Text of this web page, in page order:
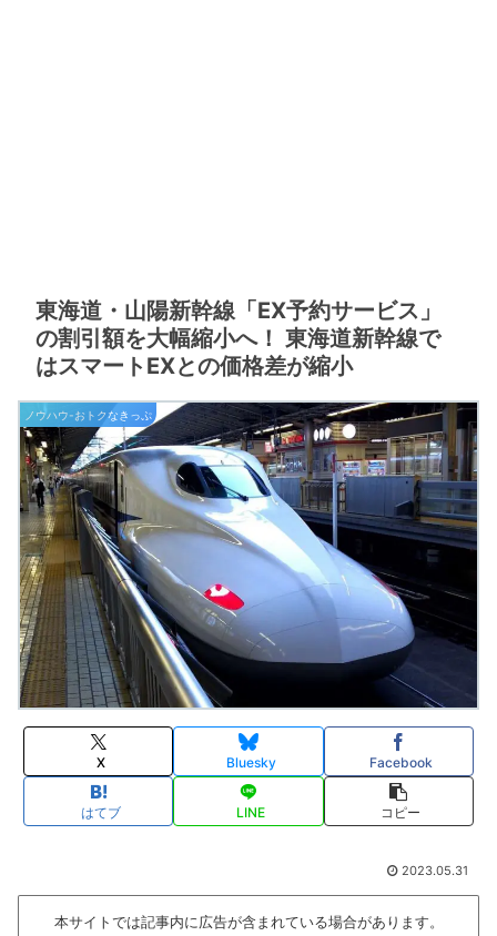
東海道・山陽新幹線「EX予約サービス」
の割引額を大幅縮小へ！ 東海道新幹線で
はスマートEXとの価格差が縮小
ノウハウ-おトクなきっぷ
X Bluesky Facebook
はてブ LINE コピー
2023.05.31
本サイトでは記事内に広告が含まれている場合があります。